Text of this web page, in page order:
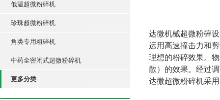
低温超微粉碎机
珍珠超微粉碎机
角类专用粗碎机
中药全密闭式超微粉碎机
更多分类
达微机械超微粉碎
运用高速撞击力和
理想的粉碎效果。
散）的效果。经过
达微超微粉碎机采